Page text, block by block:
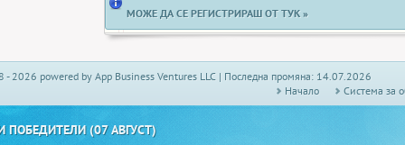
МОЖЕ ДА СЕ РЕГИСТРИРАШ ОТ ТУК »
2026 powered by App Business Ventures LLC | Последна промяна: 14.07.2026
Начало
Системa за
ПОБЕДИТЕЛИ (07 АВГУСТ)